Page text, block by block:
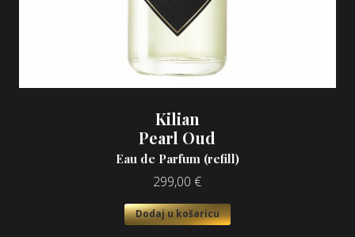
Kilian
Pearl Oud
Eau de Parfum (refill)
299,00 €
Dodaj u košaricu